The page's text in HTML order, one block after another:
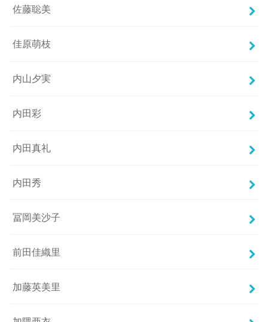
佐藤聡美
佳原萌枝
内山夕実
内田彩
内田真礼
内田秀
冨岡美沙子
前田佳織里
加藤英美里